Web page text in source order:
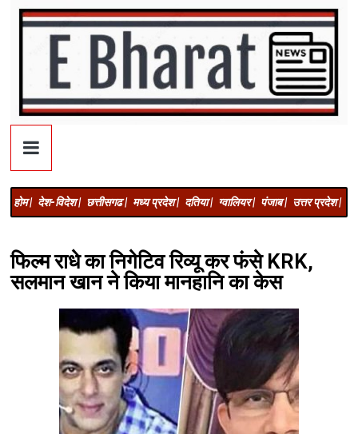
होम | देश-विदेश | छत्तीसगढ | मध्य प्रदेश | दतिया | ग्वालियर | पंजाब | उत्तर प्रदेश |
फिल्म राधे का निगेटिव रिव्यू कर फंसे KRK,
सलमान खान ने किया मानहानि का केस